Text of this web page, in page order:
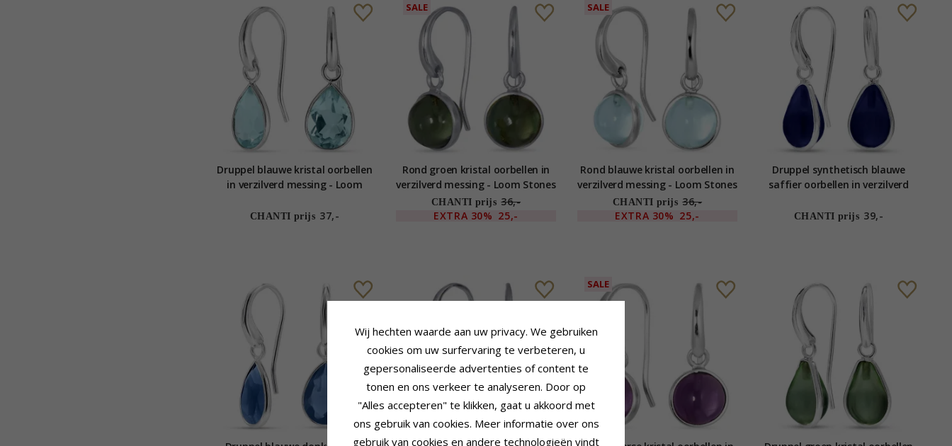
Druppel blauwe kristal oorbellen
in verzilverd messing - Loom
CHANTI prijs 37,-
SALE
Rond groen kristal oorbellen in
verzilverd messing - Loom Stones
CHANTI prijs 36,-
EXTRA 30% 25,-
SALE
Rond blauwe kristal oorbellen in
verzilverd messing - Loom Stones
CHANTI prijs 36,-
EXTRA 30% 25,-
Druppel synthetisch blauwe
saffier oorbellen in verzilverd
CHANTI prijs 39,-
SALE
Wij hechten waarde aan uw privacy. We gebruiken
cookies om uw surfervaring te verbeteren, u
gepersonaliseerde advertenties of content te
tonen en ons verkeer te analyseren. Door op
"Alles accepteren" te klikken, gaat u akkoord met
ons gebruik van cookies. Meer informatie over ons
gebruik van cookies en andere technologieën vindt